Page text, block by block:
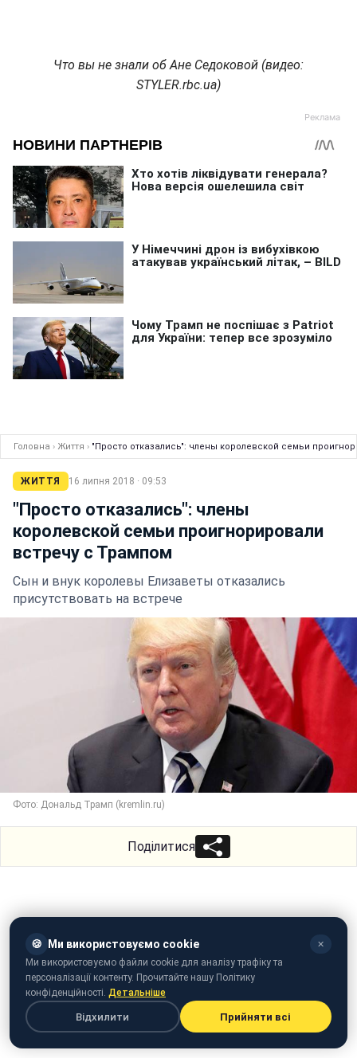
Что вы не знали об Ане Седоковой (видео:
STYLER.rbc.ua)
Головна › Життя › "Просто отказались": члены королевской семьи
ЖИТТЯ 16 липня 2018 · 09:53
"Просто отказались": члены
королевской семьи проигнорировали
встречу с Трампом
Сын и внук королевы Елизаветы отказались
присутствовать на встрече
Фото: Дональд Трамп (kremlin.ru)
Поділитися
🍪 Ми використовуємо cookie ✕
Ми використовуємо файли cookie для аналізу трафіку та
персоналізації контенту. Прочитайте нашу Політику
конфіденційності. Детальніше
Відхилити Прийняти всі